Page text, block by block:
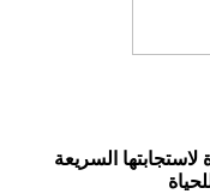
السريعة